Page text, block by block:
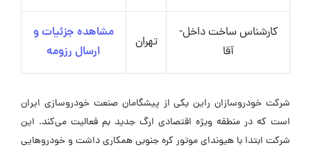
کارشناس ساخت داخل-
آقا
تهران
مشاهده جزئیات و
ارسال رزومه
شرکت خودروسازان راین یکی از پیشگامان صنعت خودروسازی ایران
است که در منطقه ویژه اقتصادی ارگ جدید بم فعالیت می‌کند. این
شرکت ابتدا با هیوندای موتور کره جنوبی همکاری داشت و خودروهایی